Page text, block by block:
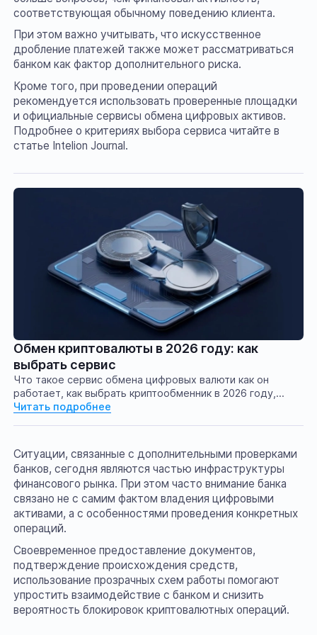
соответствующая обычному поведению клиента.
При этом важно учитывать, что искусственное
дробление платежей также может рассматриваться
банком как фактор дополнительного риска.
Кроме того, при проведении операций
рекомендуется использовать проверенные площадки
и официальные сервисы обмена цифровых активов.
Подробнее о критериях выбора сервиса читайте в
статье Intelion Journal.
Обмен криптовалюты в 2026 году: как
выбрать сервис
Что такое сервис обмена цифровых валюти как он
работает, как выбрать криптообменник в 2026 году,
будущее регулирование криптообмена в России, какие
Читать подробнее
Ситуации, связанные с дополнительными проверками
банков, сегодня являются частью инфраструктуры
финансового рынка. При этом часто внимание банка
связано не с самим фактом владения цифровыми
активами, а с особенностями проведения конкретных
операций.
Своевременное предоставление документов,
подтверждение происхождения средств,
использование прозрачных схем работы помогают
упростить взаимодействие с банком и снизить
вероятность блокировок криптовалютных операций.